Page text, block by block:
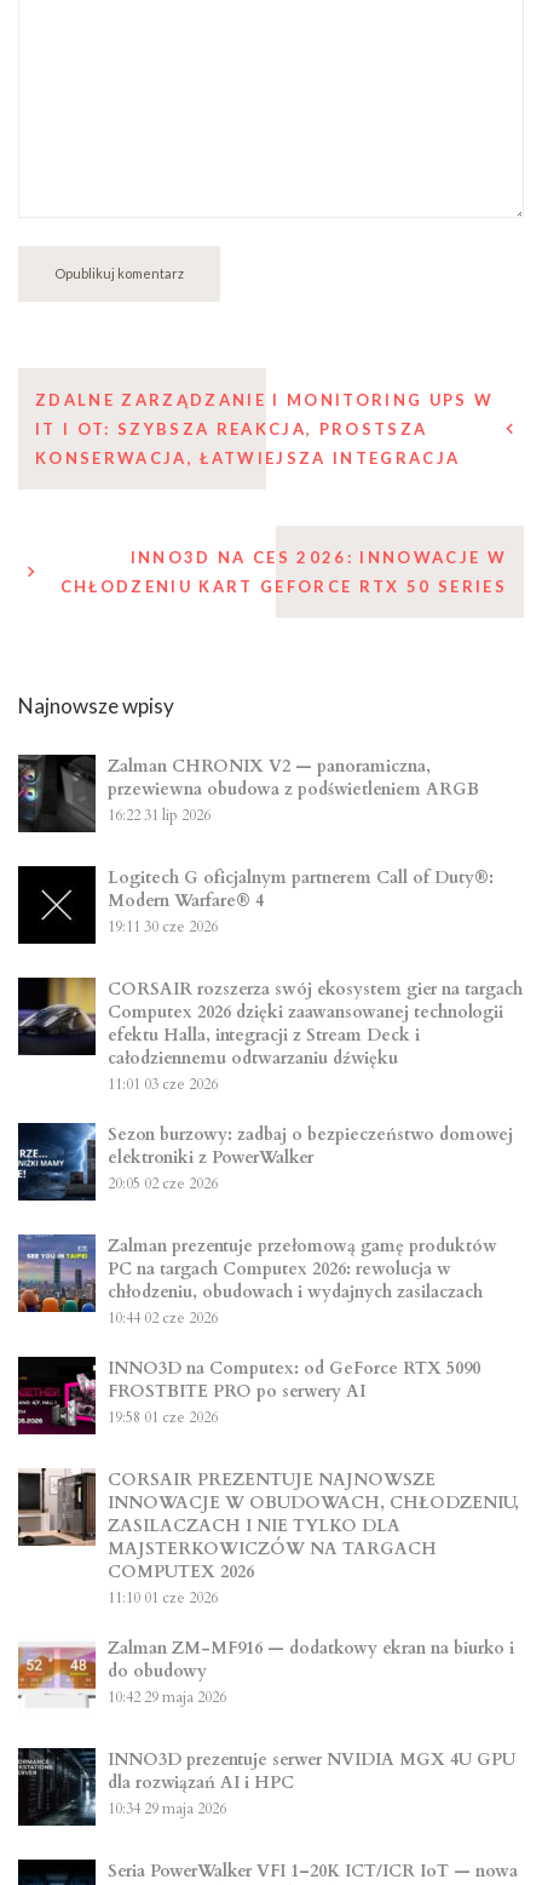
Nawigacja
wpisu
ZDALNE ZARZĄDZANIE I MONITORING UPS W
IT I OT: SZYBSZA REAKCJA, PROSTSZA
KONSERWACJA, ŁATWIEJSZA INTEGRACJA
INNO3D NA CES 2026: INNOWACJE W
CHŁODZENIU KART GEFORCE RTX 50 SERIES
Najnowsze wpisy
Zalman CHRONIX V2 — panoramiczna,
przewiewna obudowa z podświetleniem ARGB
16:2231 lip 2026
Logitech G oficjalnym partnerem Call of Duty®:
Modern Warfare® 4
19:11 30 cze 2026
CORSAIR rozszerza swój ekosystem gier na targach
Computex 2026 dzięki zaawansowanej technologii
efektu Halla, integracji z Stream Deck i
całodziennemu odtwarzaniu dźwięku
11:01 03 cze 2026
Sezon burzowy: zadbaj o bezpieczeństwo domowej
elektroniki z PowerWalker
20:05 02 cze 2026
Zalman prezentuje przełomową gamę produktów
PC na targach Computex 2026: rewolucja w
chłodzeniu, obudowach i wydajnych zasilaczach
10:44 02 cze 2026
INNO3D na Computex: od GeForce RTX 5090
FROSTBITE PRO po serwery AI
19:58 01 cze 2026
CORSAIR PREZENTUJE NAJNOWSZE
INNOWACJE W OBUDOWACH, CHŁODZENIU,
ZASILACZACH I NIE TYLKO DLA
MAJSTERKOWICZÓW NA TARGACH
COMPUTEX 2026
11:10 01 cze 2026
Zalman ZM-MF916 — dodatkowy ekran na biurko i
do obudowy
10:42 29 maja 2026
INNO3D prezentuje serwer NVIDIA MGX 4U GPU
dla rozwiązań AI i HPC
10:34 29 maja 2026
Seria PowerWalker VFI 1–20K ICT/ICR IoT — nowa